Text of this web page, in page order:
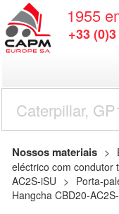
1955
+33
Nossos materiais
eléctrico com condutor
AC2S-iSU
Porta-
Hangcha CBD20-